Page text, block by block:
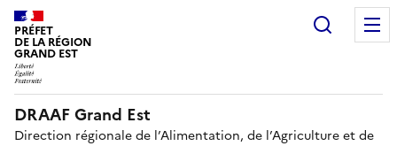
PRÉFET
DE LA RÉGION
GRAND EST
DRAAF Grand Est
Direction régionale de l’Alimentation, de l’Agriculture et de